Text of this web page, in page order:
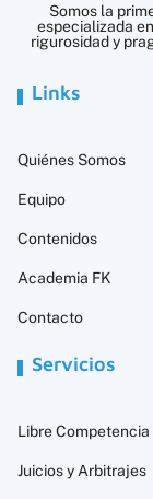
Somos la
especializada
rigurosidad y
Links
Quiénes Somos
Equipo
Contenidos
Academia FK
Contacto
Servicios
Libre Competencia
Juicios y Arbitrajes